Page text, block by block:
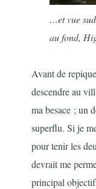
…et vue
au fond,
Avant de
descendre au
ma besace ; un
superflu. Si je
pour tenir les
devrait me
principal